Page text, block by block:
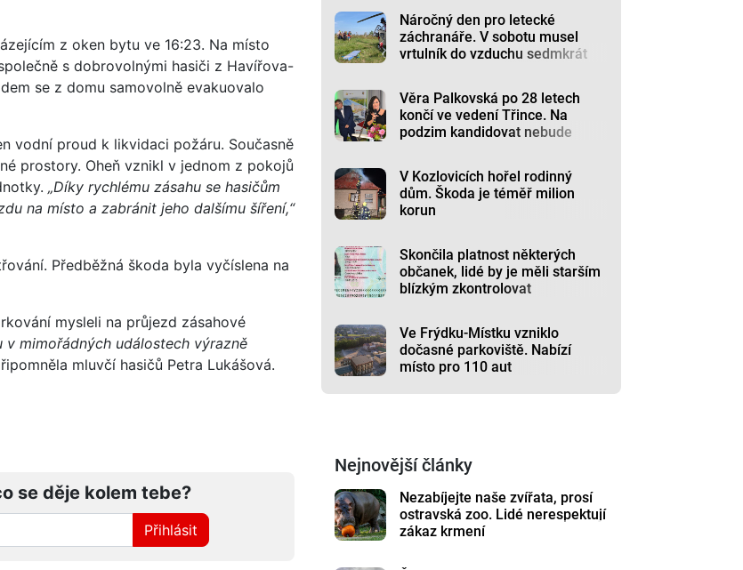
z oken bytu ve 16:23. Na místo
s dobrovolnými hasiči z Havířova-
se z domu samovolně evakuovalo
vodní proud k likvidaci požáru. Současně
prostory. Oheň vznikl v jednom z pokojů
„Díky rychlému zásahu se hasičům
na místo a zabránit jeho dalšímu šíření,“
Předběžná škoda byla vyčíslena na
mysleli na průjezd zásahové
v mimořádných událostech výrazně
mluvčí hasičů Petra Lukášová.
se děje kolem tebe?
Přihlásit
Náročný den pro letecké
záchranáře. V sobotu musel
vrtulník do vzduchu sedmkrát
Věra Palkovská po 28 letech
končí ve vedení Třince. Na
podzim kandidovat nebude
V Kozlovicích hořel rodinný
dům. Škoda je téměř milion
korun
Skončila platnost některých
občanek, lidé by je měli starším
blízkým zkontrolovat
Ve Frýdku-Místku vzniklo
dočasné parkoviště. Nabízí
místo pro 110 aut
Nejnovější články
Nezabíjejte naše zvířata, prosí
ostravská zoo. Lidé nerespektují
zákaz krmení